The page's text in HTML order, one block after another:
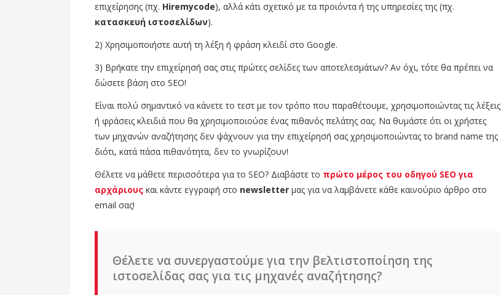
επιχείρησης (πχ. Hiremycode), αλλά κάτι σχετικό με τα προιόντα ή της υπηρεσίες της (πχ.
κατασκευή ιστοσελίδων).
2) Χρησιμοποιήστε αυτή τη λέξη ή φράση κλειδί στο Google.
3) Βρήκατε την επιχείρησή σας στις πρώτες σελίδες των αποτελεσμάτων? Αν όχι, τότε θα πρέπει να
δώσετε βάση στο SEO!
Είναι πολύ σημαντικό να κάνετε το τεστ με τον τρόπο που παραθέτουμε, χρησιμοποιώντας τις λέξεις
ή φράσεις κλειδιά που θα χρησιμοποιούσε ένας πιθανός πελάτης σας. Να θυμάστε ότι οι χρήστες
των μηχανών αναζήτησης δεν ψάχνουν για την επιχείρησή σας χρησιμοποιώντας το brand name της
διότι, κατά πάσα πιθανότητα, δεν το γνωρίζουν!
Θέλετε να μάθετε περισσότερα για το SEO? Διαβάστε το πρώτο μέρος του οδηγού SEO για
αρχάριους και κάντε εγγραφή στο newsletter μας για να λαμβάνετε κάθε καινούριο άρθρο στο
email σας!
Θέλετε να συνεργαστούμε για την βελτιστοποίηση της
ιστοσελίδας σας για τις μηχανές αναζήτησης?